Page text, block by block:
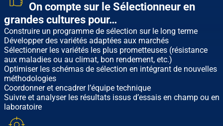
On compte sur le Sélectionneur en
grandes cultures pour…
Construire un programme de sélection sur le long terme
Développer des variétés adaptées aux marchés
Sélectionner les variétés les plus prometteuses (résistance
aux maladies ou au climat, bon rendement, etc.)
Optimiser les schémas de sélection en intégrant de nouvelles
méthodologies
Coordonner et encadrer l’équipe technique
Suivre et analyser les résultats issus d’essais en champ ou en
laboratoire